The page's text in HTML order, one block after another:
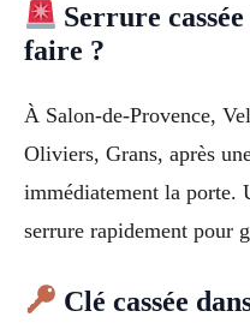
Serrure
faire ?
À Salon-de-Provence,
Oliviers, Grans, après
immédiatement la porte.
serrure rapidement pour
Clé cassée